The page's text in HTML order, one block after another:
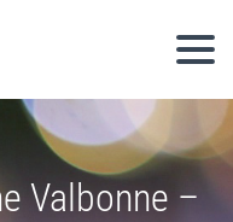
Valbonne –